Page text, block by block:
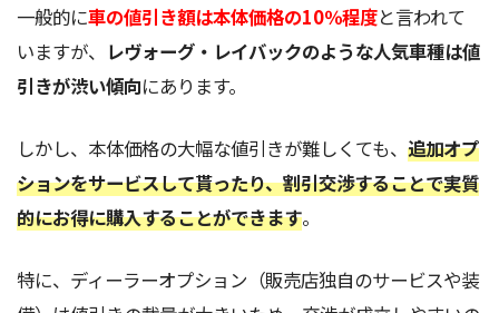
一般的に車の値引き額は本体価格の10％程度と言われて
いますが、 レヴォーグ・レイバックのような人気車種は値
引きが渋い傾向にあります。
しかし、本体価格の大幅な値引きが難しくても、 追加オプ
ションをサービスして貰ったり、割引交渉することで実質
的にお得に購入することができます。
特に、ディーラーオプション（販売店独自のサービスや装